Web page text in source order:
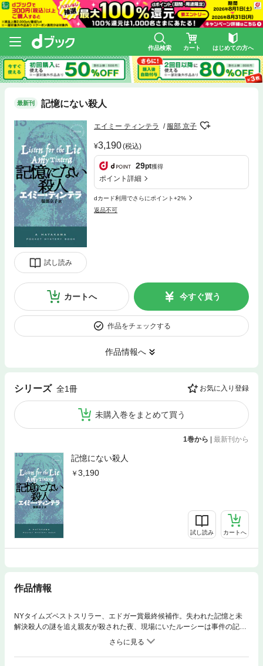
作品検索 カート はじめての方へ
最新刊 記憶にない殺人
試し読み
エイミー ティンテラ 服部 京子
3,190(税込)
29pt獲得
ポイント詳細
dカード利用でさらにポイント+2%
返品不可
カートへ 今すぐ買う
作品をチェックする
作品情報へ
シリーズ 全1冊 お気に入り登録
未購入巻をまとめて買う
1巻から 最新刊から
記憶にない殺人
3,190
試し読み カートへ
作品情報
NYタイムズベストスリラー、エドガー賞最終候補作。失われた記憶と未
解決殺人の謎を追え親友が殺された夜、現場にいたルーシーは事件の記憶
を全て失っていた。五年後、故郷へ戻った彼女は、周囲に犯人と疑われな
がらも、素人探偵と共に事件を再調査する。記憶がもどりはじめ、「殺し
ちゃおう」と脳裏に謎の声が響く中、彼女がたどり着いた真相とは